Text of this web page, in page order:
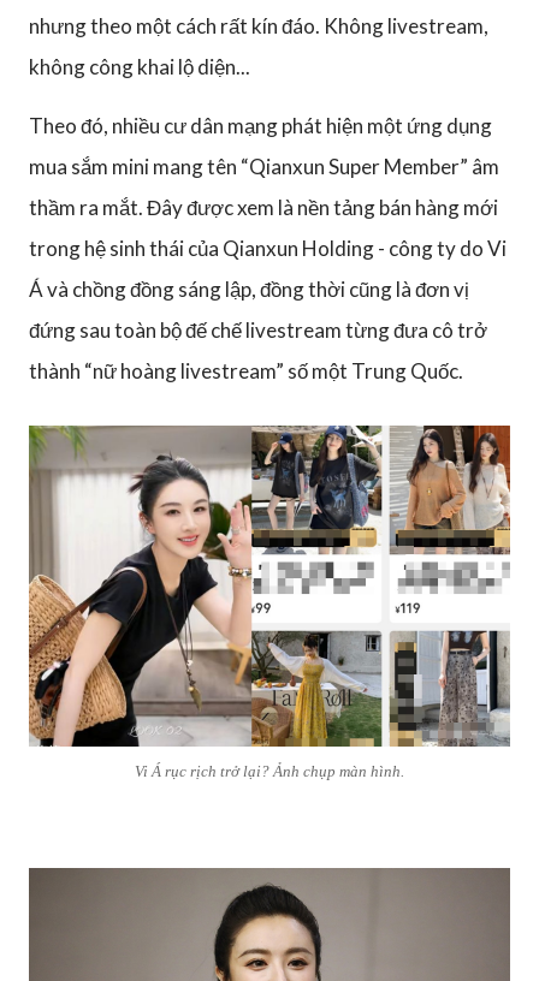
nhưng theo một cách rất kín đáo. Không livestream,
không công khai lộ diện...
Theo đó, nhiều cư dân mạng phát hiện một ứng dụng
mua sắm mini mang tên “Qianxun Super Member” âm
thầm ra mắt. Đây được xem là nền tảng bán hàng mới
trong hệ sinh thái của Qianxun Holding - công ty do Vi
Á và chồng đồng sáng lập, đồng thời cũng là đơn vị
đứng sau toàn bộ đế chế livestream từng đưa cô trở
thành “nữ hoàng livestream” số một Trung Quốc.
Vi Á rục rịch trở lại? Ảnh chụp màn hình.